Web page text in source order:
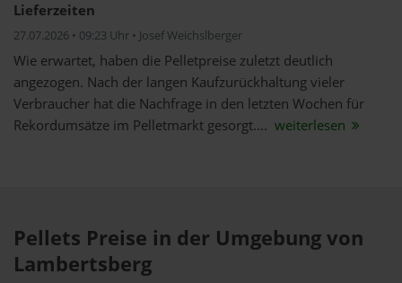
Lieferzeiten
27.07.2026 • 09:23 Uhr • Josef Weichslberger
Wie erwartet, haben die Pelletpreise zuletzt deutlich
angezogen. Nach der langen Kaufzurückhaltung vieler
Verbraucher hat die Nachfrage in den letzten Wochen für
Rekordumsätze im Pelletmarkt gesorgt.... weiterlesen
Pellets Preise in der Umgebung von
Lambertsberg